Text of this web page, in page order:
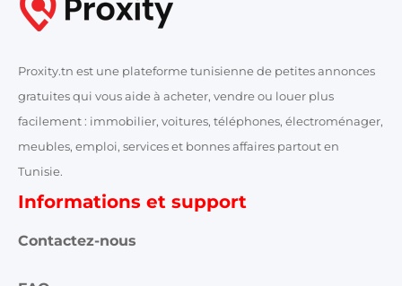
Proxity.tn est une plateforme tunisienne de petites annonces
facilement : immobilier, voitures, téléphones, électroménager,
meubles, emploi, services et bonnes affaires partout en
Tunisie.
Informations et support
FAQ
Conditions d'utilisations